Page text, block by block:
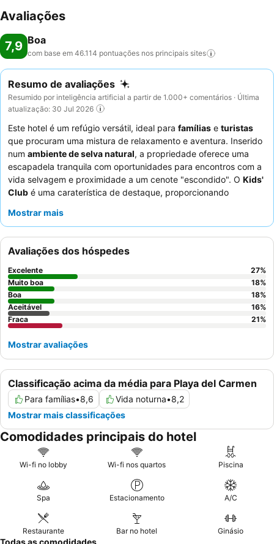
Avaliações
7,9 Boa
com base em 46.114 pontuações nos principais sites
Resumo de avaliações
Resumido por inteligência artificial a partir de 1.000+ comentários · Última
atualização: 30 Jul 2026
Este hotel é um refúgio versátil, ideal para famílias e turistas
que procuram uma mistura de relaxamento e aventura. Inserido
num ambiente de selva natural, a propriedade oferece uma
escapadela tranquila com oportunidades para encontros com a
vida selvagem e proximidade a um cenote "escondido". O Kids'
Club é uma caraterística de destaque, proporcionando
crianças com necessidades especiais. Os hóspedes elogiam
as ofertas de alta qualidade nos restaurantes franceses e
italianos à la carte. Para uma experiência melhorada, considere
reservar um quarto com
para maior conforto e luxo.
Mostrar mais
Classificação acima da média para Playa del Carmen
Para famílias•8,6 Vida noturna•8,2
Mostrar mais classificações
Avaliações dos hóspedes
Excelente 27%
Muito boa
18%
Boa
18%
Aceitável
16%
Fraca
21%
Mostrar avaliações
Comodidades principais do hotel
Wi-fi no lobby Wi-fi nos quartos Piscina
Spa Estacionamento A/C
Restaurante Bar no hotel Ginásio